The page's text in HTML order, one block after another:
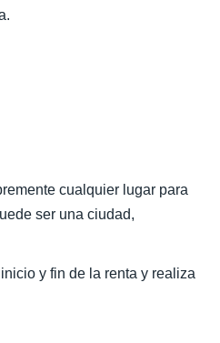
cualquier lugar para
ser una ciudad,
y fin de la renta y realiza